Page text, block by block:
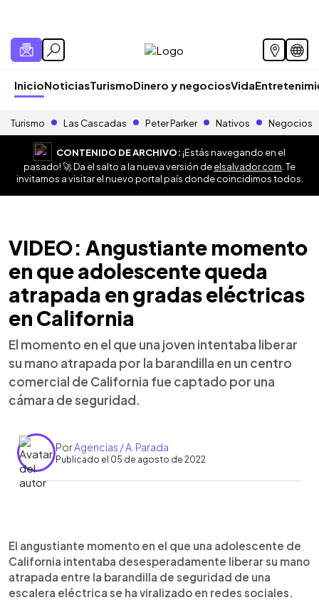
InicioNoticiasTurismoDinero y negociosVida
Turismo Las Cascadas Peter Parker Nativos Negocios
CONTENIDO DE ARCHIVO:¡Estás navegando en el
pasado! 🚀 Da el salto a la nueva versión deelsalvador.com . Te
invitamos a visitar el nuevo portal país donde coincidimos todos.
VIDEO: Angustiante momento
en que adolescente queda
atrapada en gradas eléctricas
en California
El momento en el que una joven intentaba liberar
su mano atrapada por la barandilla en un centro
comercial de California fue captado por una
cámara de seguridad.
PorAgencias / A. Parada
Publicado el 05 de agosto de 2022
► Escuchar artículo
El angustiante momento en el que una adolescente de
California intentaba desesperadamente liberar su mano
atrapada entre la barandilla de seguridad de una
escalera eléctrica se ha viralizado en redes sociales.